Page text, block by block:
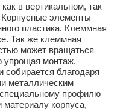
в вертикальном, так
Корпусные элементы
пластика. Клеммная
Так же клеммная
может вращаться
упрощая монтаж.
собирается благодаря
металлическим
профилю
материалу корпуса,